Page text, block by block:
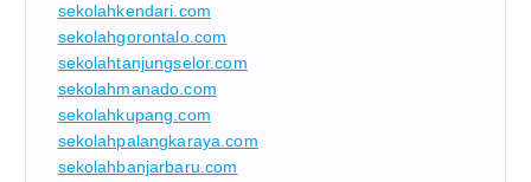
sekolahkendari.com
sekolahgorontalo.com
sekolahtanjungselor.com
sekolahmanado.com
sekolahkupang.com
sekolahpalangkaraya.com
sekolahbanjarbaru.com